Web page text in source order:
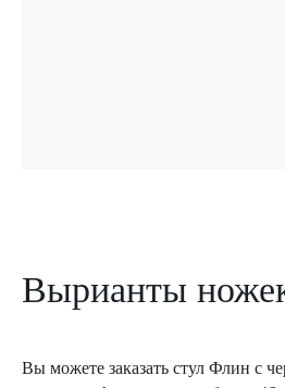
Вырианты
Вы можете заказать стул Флин с